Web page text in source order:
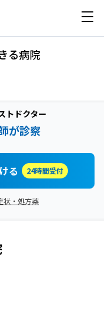
る病院
トドクター
が診察
る 24時間受付
状・処方薬